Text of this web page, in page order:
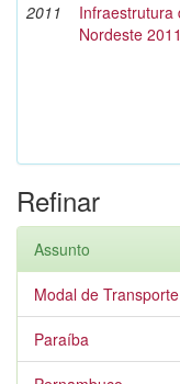
2011
Infraestrutura
Nordeste 2011
Refinar
Assunto
Modal de Transporte
Paraíba